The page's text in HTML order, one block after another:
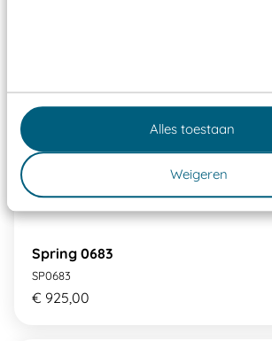
Alles toestaan
Weigeren
Spring 0683
SP0683
€ 925,00